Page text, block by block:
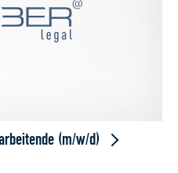
(m/w/d)